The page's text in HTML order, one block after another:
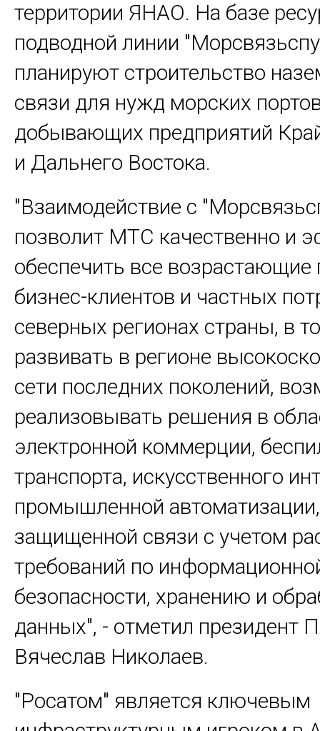
территории ЯНАО. На базе
подводной линии
планируют строительство
связи для нужд морских
добывающих предприятий
и Дальнего Востока.
"Взаимодействие с
позволит МТС качественно и
обеспечить все возрастающие
бизнес-клиентов и частных
северных регионах страны, в
развивать в регионе
сети последних поколений,
реализовывать решения в
электронной коммерции,
транспорта, искусственного
промышленной автоматизации,
защищенной связи с учетом
требований по
безопасности, хранению и
данных", - отметил
Вячеслав Николаев.
"Росатом" является ключевым